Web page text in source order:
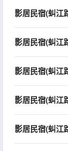
影居民宿(虯江
影居民宿(虯江
影居民宿(虯江
影居民宿(虯江
影居民宿(虯江